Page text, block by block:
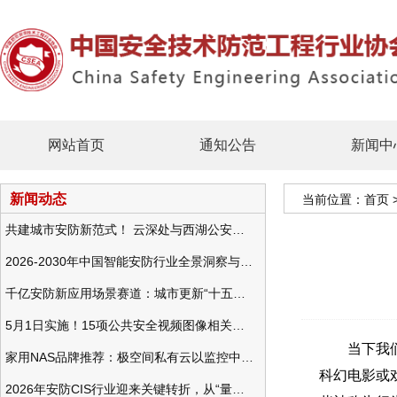
网站首页 通知公告 新闻中
新闻动态 当前位置： 首页
当下我们
科幻电影或